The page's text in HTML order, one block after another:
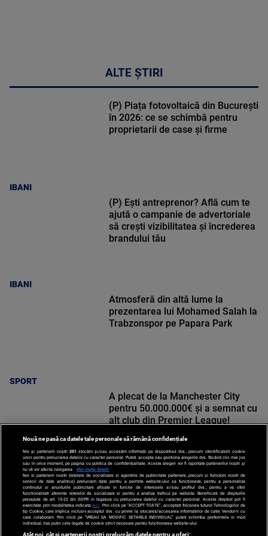
ALTE ȘTIRI
IBANI
(P) Piața fotovoltaică din București
în 2026: ce se schimbă pentru
proprietarii de case și firme
IBANI
(P) Ești antreprenor? Află cum te
ajută o campanie de advertoriale
să crești vizibilitatea și încrederea
brandului tău
SPORT
Atmosferă din altă lume la
prezentarea lui Mohamed Salah la
Trabzonspor pe Papara Park
SPORT
A plecat de la Manchester City
pentru 50.000.000€ și a semnat cu
alt club din Premier League!
Nouă ne pasă ca datele tale personale să rămână confidențiale
Noi și partenerii noștri 201 stocăm și/sau accesăm informații pe dispozitivul dvs., precum identificatorii cookie
unici pentru prelucrarea datelor cu caracter personal. Puteți accepta sau gestiona alegerile dvs. făcând clic mai jos
sau în orice moment, pe pagina cu politica de confidențialitate. Aceste alegeri vor fi raportate partenerilor noștri și
nu vă vor afecta navigarea.
Mai multe detalii
Noi si partenerii nostri (retelele de socializare si agentiile de publicitate partenere, precum si furnizorii nostri de
servicii de date analitice) prelucram date pentru a permite website-ului sa functioneze, pentru a personaliza
continutul si anunturile publicitare afisate in functie de interesele si/sau profilul dvs., pentru a va oferi
functionalitati aferente retelelor de socializare si pentru a analiza traficul pe website. Beneficiati de drepturile
prevazute de art. 15-22 din GDPR in legatura cu prelucrarea datelor cu caracter personal. Aceste drepturi pot fi
exercitate prin modalitatea indicataaici . Prin click pe “ACCEPT TOATE”, acceptati folosirea tuturor Tehnologiilor de
tip Cookie, care implica inclusiv acceptul dvs. cu privire la stocarea/accesarea informatiilor de catre Vendor-ii cu
care colaboram. Prin click pe “VREAU SA MODIFIC SETARILE INDIVIDUAL” puteti schimba preferintele in mod
individual, mai putin cele legate de cookie strict necesare pentru functionarea website-ului.
Atât noi, cât și partenerii noștri prelucrăm datele pentru a oferi: